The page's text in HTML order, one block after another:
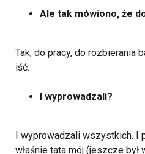
Ale tak mówiono, że
Tak, do pracy, do rozbierania
iść.
I wyprowadzali?
I wyprowadzali wszystkich. I
właśnie tata mój (jeszcze